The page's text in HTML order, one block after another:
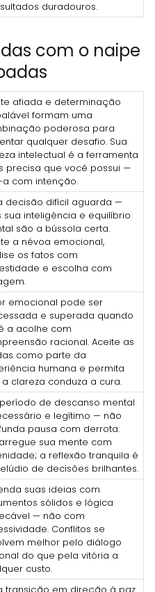
duradouros.
com o naipe
afiada e determinação
formam uma
poderosa para
qualquer desafio. Sua
intelectual é a ferramenta
precisa que você possui —
a com intenção.
decisão difícil aguarda —
sua inteligência e equilíbrio
são a bússola certa.
a névoa emocional,
os fatos com
e escolha com
emocional pode ser
e superada quando
a acolhe com
racional. Aceite as
como parte da
humana e permita
clareza conduza a cura.
de descanso mental
e legítimo — não
pausa com derrota.
sua mente com
a reflexão tranquila é
de decisões brilhantes.
suas ideias com
sólidos e lógica
— não com
Conflitos se
melhor pelo diálogo
do que pela vitória a
custo.